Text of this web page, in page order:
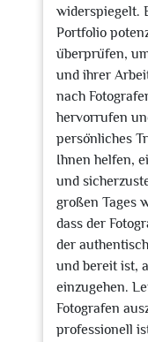
widerspiegelt.
Portfolio
überprüfen,
und ihrer
nach
hervorrufen
persönliches
Ihnen helfen,
und
großen Tages
dass der
der
und bereit ist,
einzugehen.
Fotografen
professionell